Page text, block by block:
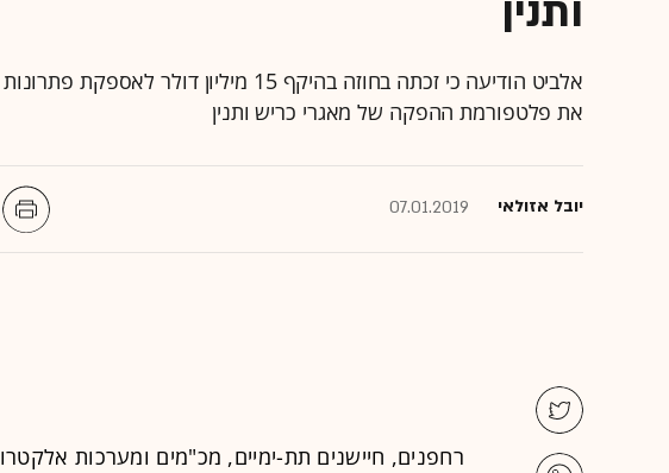
ותנין
אלביט הודיעה כי זכתה בחוזה בהיקף 15
את פלטפורמת ההפקה של מאגרי כריש ותנין
יובל אזולאי 07.01.2019
רחפנים, חיישנים תת-ימיים, מכ"מים ומערכות